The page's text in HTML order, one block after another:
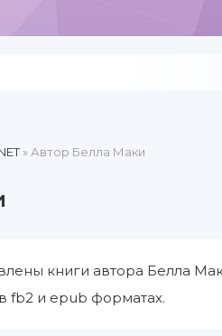
» Автор Белла Маки
книги автора Белла
fb2 и epub форматах.